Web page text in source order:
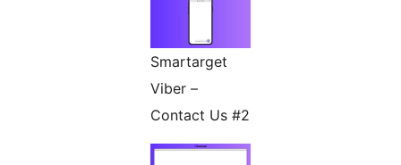
Smartarget
Viber –
Contact Us #2